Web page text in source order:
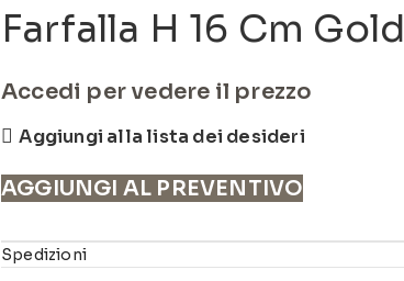
Farfalla H 16 Cm Gold
Accedi per vedere il prezzo
Aggiungi alla lista dei desideri
AGGIUNGI AL PREVENTIVO
Spedizioni